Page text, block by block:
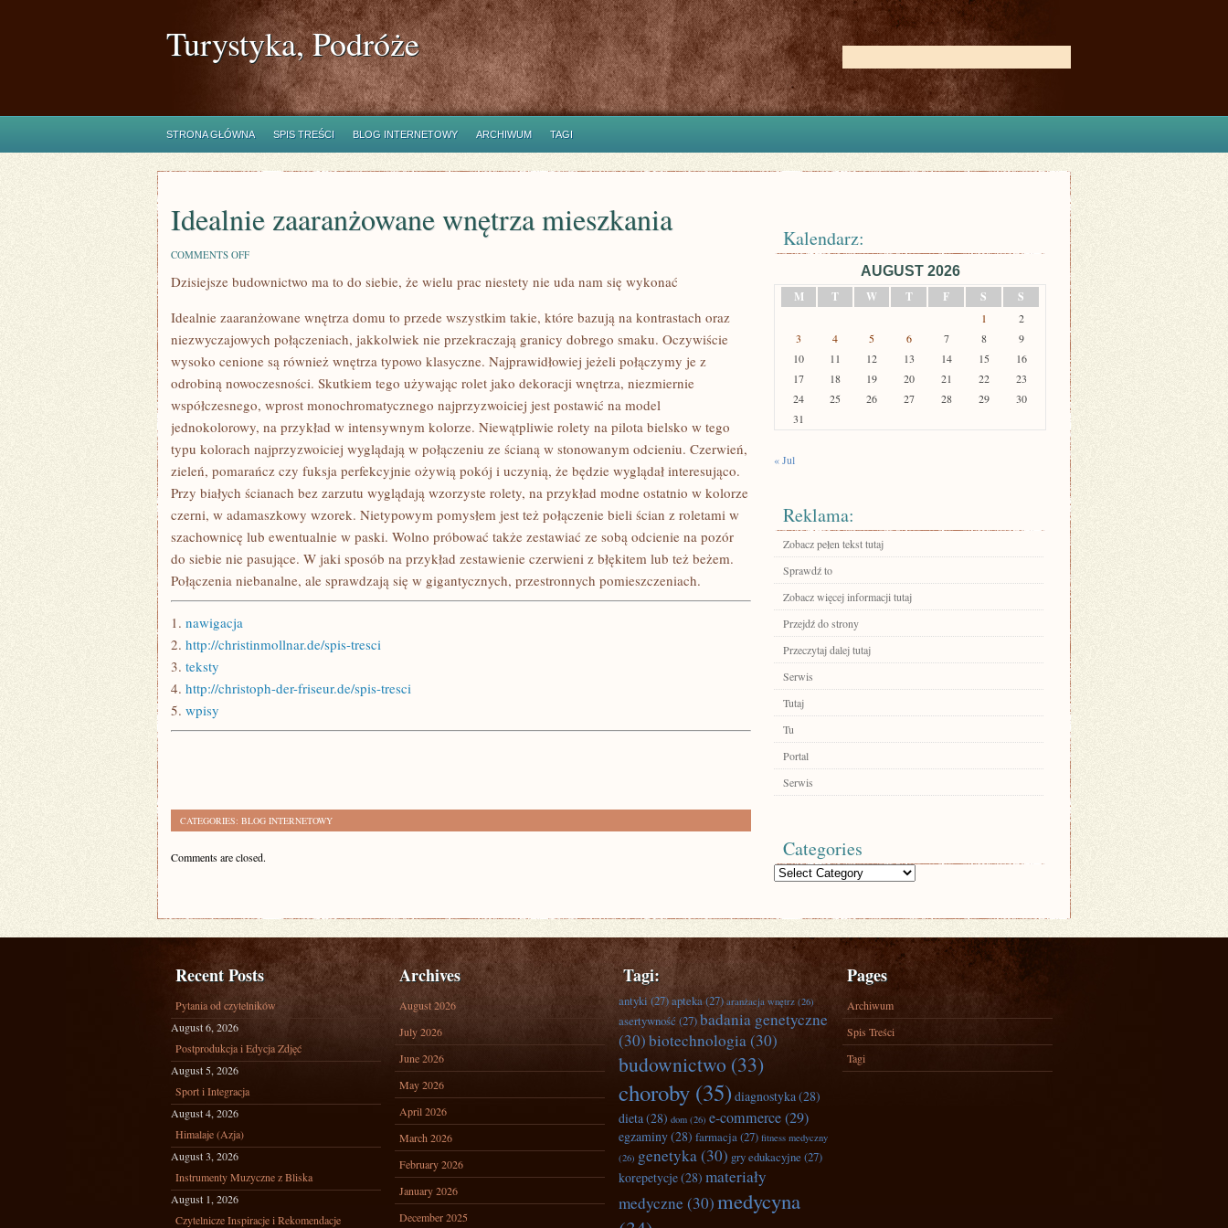
Turystyka, Podróże
STRONA GŁÓWNA SPIS TREŚCI BLOG INTERNETOWY ARCHIWUM TAGI
Idealnie zaaranżowane wnętrza mieszkania
COMMENTS OFFON
ZAARANŻOWANE
Dzisiejsze budownictwo ma to do siebie, że wielu prac niestety nie uda nam się wykonać
Idealnie zaaranżowane wnętrza domu to przede wszystkim takie, które bazują na kontrastach oraz
niezwyczajowych połączeniach, jakkolwiek nie przekraczają granicy dobrego smaku. Oczywiście
wysoko cenione są również wnętrza typowo klasyczne. Najprawidłowiej jeżeli połączymy je z
odrobiną nowoczesności. Skutkiem tego używając rolet jako dekoracji wnętrza, niezmiernie
współczesnego, wprost monochromatycznego najprzyzwoiciej jest postawić na model
jednokolorowy, na przykład w intensywnym kolorze. Niewątpliwie rolety na pilota bielsko w tego
typu kolorach najprzyzwoiciej wyglądają w połączeniu ze ścianą w stonowanym odcieniu. Czerwień,
zieleń, pomarańcz czy fuksja perfekcyjnie ożywią pokój i uczynią, że będzie wyglądał interesująco.
Przy białych ścianach bez zarzutu wyglądają wzorzyste rolety, na przykład modne ostatnio w kolorze
czerni, w adamaszkowy wzorek. Nietypowym pomysłem jest też połączenie bieli ścian z roletami w
szachownicę lub ewentualnie w paski. Wolno próbować także zestawiać ze sobą odcienie na pozór
do siebie nie pasujące. W jaki sposób na przykład zestawienie czerwieni z błękitem lub też beżem.
Połączenia niebanalne, ale sprawdzają się w gigantycznych, przestronnych pomieszczeniach.
1. nawigacja
2. http://christinmollnar.de/spis-tresci
3. teksty
4. http://christoph-der-friseur.de/spis-tresci
5. wpisy
CATEGORIES: BLOG INTERNETOWY
Comments are closed.
Kalendarz:
AUGUST 2026
M
T W T F S S
1
2
3
4 5 6 7 8
9
10
11 12 13 14 15
16
17
18 19 20 21 22
23
24
25 26 27 28 29
30
31
« Jul
Reklama:
Zobacz pełen tekst tutaj
Sprawdź to
Zobacz więcej informacji tutaj
Przejdź do strony
Przeczytaj dalej tutaj
Serwis
Tutaj
Tu
Portal
Serwis
Categories
Categories
Recent Posts
Pytania od czytelników
August 6, 2026
Postprodukcja i Edycja Zdjęć
August 5, 2026
Sport i Integracja
August 4, 2026
Himalaje (Azja)
August 3, 2026
Instrumenty Muzyczne z Bliska
August 1, 2026
Czytelnicze Inspiracje i Rekomendacje
Archives
August 2026
July 2026
June 2026
May 2026
April 2026
March 2026
February 2026
January 2026
December 2025
Tagi:
antyki(27)apteka(27) aranżacja wnętrz (26)
asertywność (27)badania genetyczne
(30)biotechnologia(30)
budownictwo (33)
choroby (35) diagnostyka(28)
dieta(28) dom (26) e-commerce(29)
egzaminy(28) farmacja(27) fitness medyczny
(26) genetyka(30) gry edukacyjne (27)
korepetycje(28) materiały
medyczne (30)medycyna
Pages
Archiwum
Spis Treści
Tagi